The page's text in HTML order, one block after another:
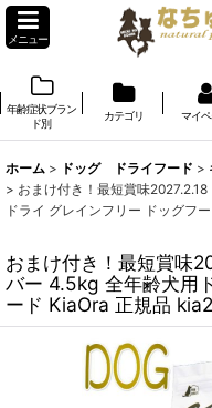
メニュー
年齢症状ブラン
ド別
カテゴリ マイ
ホーム > ドッグ ドライフード >
> おまけ付き！最短賞味
ドライ グレインフリー ドッグフ
おまけ付き！最短賞味
バー 4.5kg 全年齢犬用
ード KiaOra 正規品